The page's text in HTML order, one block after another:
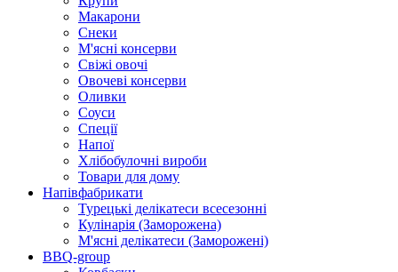
Макарони
Снеки
М'ясні консерви
Свіжі овочі
Овочеві консерви
Оливки
Соуси
Спеції
Напої
Хлібобулочні вироби
Товари для дому
Напівфабрикати
Турецькі делікатеси всесезонні
Кулінарія (Заморожена)
М'ясні делікатеси (Заморожені)
BBQ-group